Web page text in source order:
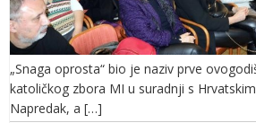
„Snaga oprosta“ bio je naziv prve
katoličkog zbora MI u suradnji s
Napredak, a […]